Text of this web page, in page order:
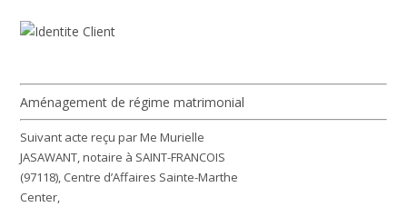
Aménagement de régime matrimonial
Suivant acte reçu par Me Murielle
JASAWANT, notaire à SAINT-FRANCOIS
(97118), Centre d’Affaires Sainte-Marthe
Center,